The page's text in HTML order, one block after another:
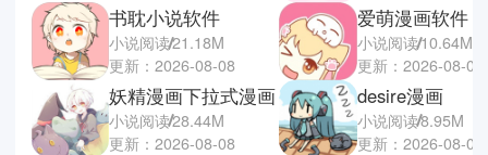
书耽小说软件
小说阅读21.18M
更新：2026-08-08
妖精漫画下拉式漫画
小说阅读28.44M
更新：2026-08-08
爱萌漫画软件
小说阅读10.64M
更新：2026-08-07
desire漫画
小说阅读8.95M
更新：2026-08-07